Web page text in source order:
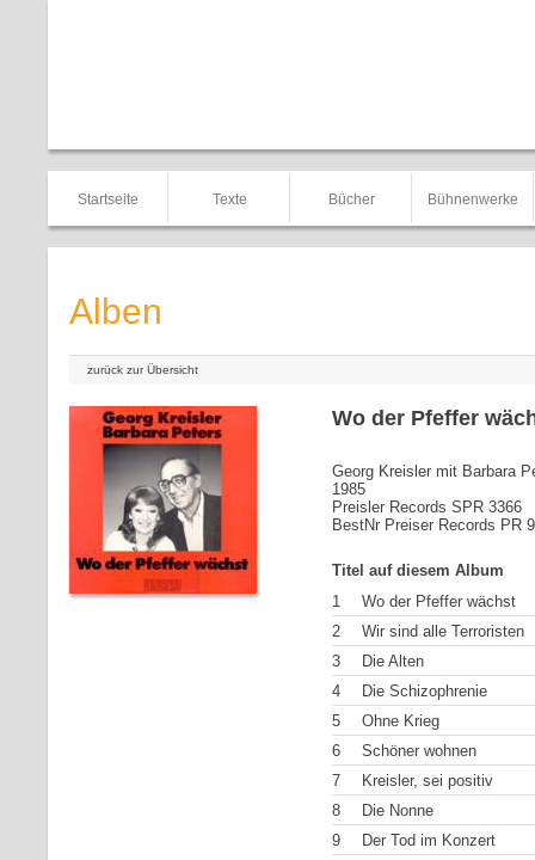
Startseite Texte Bücher Bühnenwerke
Alben
zurück zur Übersicht
Wo der Pfeffer
Georg Kreisler mit Barbara
1985
Preisler Records SPR 3366
BestNr Preiser Records PR
Titel auf diesem Album
1
Wo der Pfeffer wächst
2
Wir sind alle Terroristen
3
Die Alten
4
Die Schizophrenie
5
Ohne Krieg
6
Schöner wohnen
7
Kreisler, sei positiv
8
Die Nonne
9
Der Tod im Konzert